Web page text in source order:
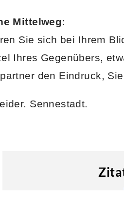
Mittelweg:
Sie sich bei Ihrem
Ihres Gegenübers,
den Eindruck,
Sennestadt.